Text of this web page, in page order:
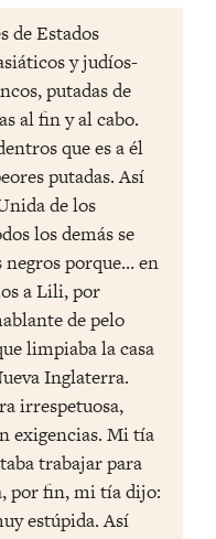
de Estados
y judíos-
putadas de
al fin y al cabo.
que es a él
putadas. Así
de los
los demás se
porque… en
a Lili, por
de pelo
limpiaba la casa
Inglaterra.
irrespetuosa,
exigencias. Mi tía
trabajar para
por fin, mi tía dijo:
estúpida. Así